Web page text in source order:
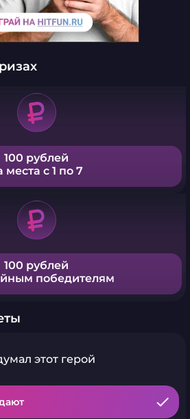
100 рублей
места с 1 по 7
100 рублей
победителям
этот герой